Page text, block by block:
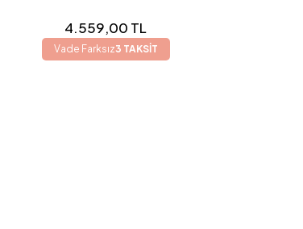
4.559,00 TL
Vade Farksız3 TAKSİT